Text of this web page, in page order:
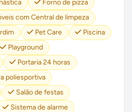
Forno de pizza
com Central de limpeza
Pet Care
Piscina
Playground
Portaria 24 horas
poliesportiva
Salão de festas
Sistema de alarme